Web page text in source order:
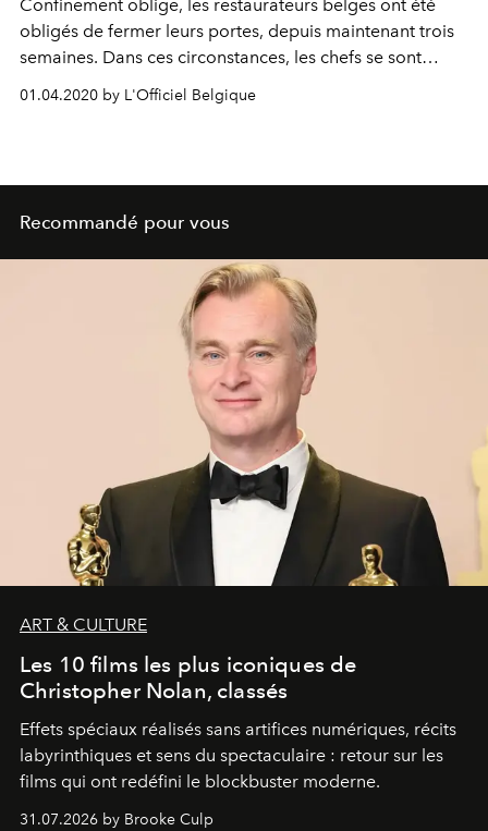
Confinement oblige, les restaurateurs belges ont été
obligés de fermer leurs portes, depuis maintenant trois
semaines. Dans ces circonstances, les chefs se sont
adaptés, et dévoilent désormais leurs recettes afin de
recréer leurs spécialités à la maison. C’est le cas du
et café.
01.04.2020 by L'Officiel Belgique
Recommandé pour vous
ART & CULTURE
Les 10 films les plus iconiques de
Christopher Nolan, classés
Effets spéciaux réalisés sans artifices numériques, récits
labyrinthiques et sens du spectaculaire : retour sur les
films qui ont redéfini le blockbuster moderne.
31.07.2026 by Brooke Culp